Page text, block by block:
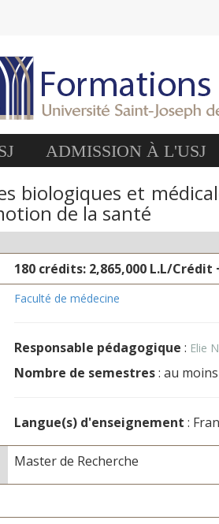
ADMISSION À L'USJ
biologiques et
de la santé
180 crédits: 2,865,000 L.L/Crédit
Faculté de médecine
Responsable pédagogique : Elie
Nombre de semestres: au
Langue(s) d'enseignement :
Master de Recherche